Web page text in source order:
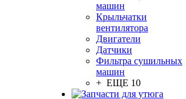
машин
Крыльчатки
вентилятора
Двигатели
Датчики
Фильтра сушильных
машин
+ ЕЩЕ 10